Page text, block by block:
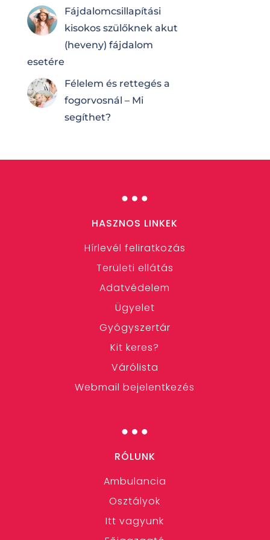
Fájdalomcsilla­pí­tá­si
kisokos szülőknek akut
(heveny) fájdalom
esetére
Félelem és rettegés a
fogorvosnál – Mi
segíthet?
…
HASZNOS LINKEK
Hírlevél feliratkozás
Területi ellátás
Adatvédelem
Ügyelet
Gyógyszertár
Kit keres?
Várólista
Webmail bejelentkezés
…
RÓLUNK
Ambulancia
Osztályok
Itt vagyunk